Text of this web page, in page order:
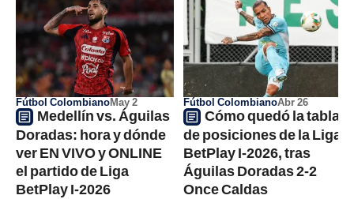
Fútbol ColombianoMay 2
Medellín vs. Águilas
Doradas: hora y dónde
ver EN VIVO y ONLINE
el partido de Liga
BetPlay I-2026
Fútbol ColombianoAbr 26
Cómo quedó la tabla
de posiciones de la Liga
BetPlay I-2026, tras
Águilas Doradas 2-2
Once Caldas